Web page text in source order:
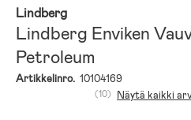
Lindberg
Lindberg Enviken
Petroleum
Artikkelinro. 10104169
(10) Näytä kaikki